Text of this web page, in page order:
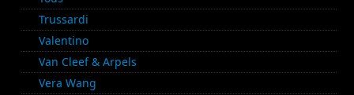
Trussardi
Valentino
Van Cleef & Arpels
Vera Wang